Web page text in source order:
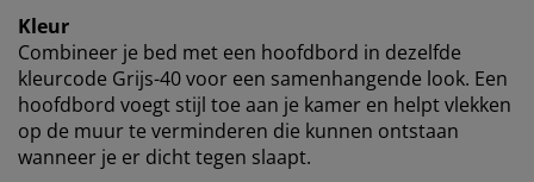
Kleur
Combineer je bed met een hoofdbord in dezelfde
kleurcode Grijs-40 voor een samenhangende look. Een
hoofdbord voegt stijl toe aan je kamer en helpt vlekken
op de muur te verminderen die kunnen ontstaan
wanneer je er dicht tegen slaapt.